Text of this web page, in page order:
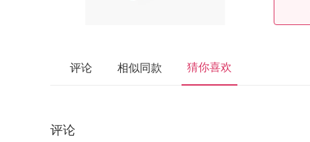
评论 相似同款 猜你喜欢
评论